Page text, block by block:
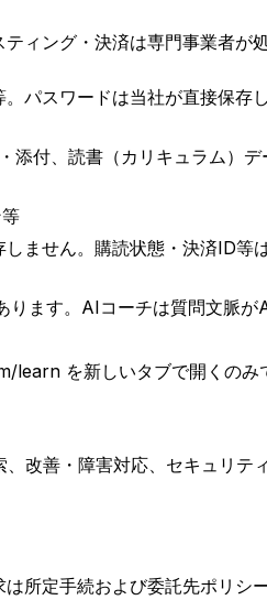
ィング・決済は専門事業者が処
パスワードは当社が直接保存
付、読書（カリキュラム）デ
ません。購読状態・決済ID等
ります。AIコーチは質問文脈が
を新しいタブで開くのみ
改善・障害対応、セキュリテ
所定手続および委託先ポリシ